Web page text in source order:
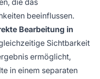
beeinflussen.
Bearbeitung in
Sichtbarkeit
ermöglicht,
in einem separaten